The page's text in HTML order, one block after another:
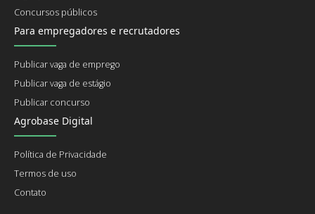
Concursos públicos
Para empregadores e recrutadores
Publicar vaga de emprego
Publicar vaga de estágio
Publicar concurso
Agrobase Digital
Política de Privacidade
Termos de uso
Contato